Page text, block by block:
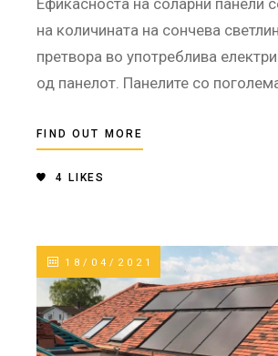
на количината на сончева
претвора во употреблива
од панелот. Панелите со
FIND OUT MORE
4 LIKES
18/04/2021